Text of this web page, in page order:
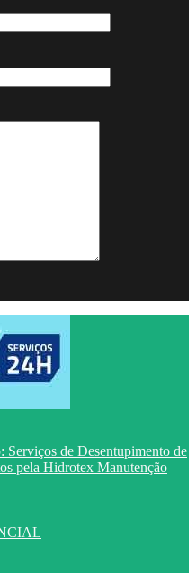
Serviços de Desentupimento de
pela Hidrotex Manutenção